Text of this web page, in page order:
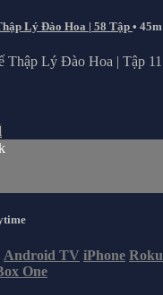
Lý Đào Hoa | 58 Tập • 45m
Thập Lý Đào Hoa | Tập 11
Android TV iPhone Roku
One